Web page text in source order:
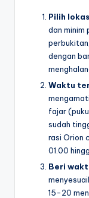
Pilih
dan minim
dengan
Waktu
fajar
sudah
rasi Orion
01.00
Beri
15-20